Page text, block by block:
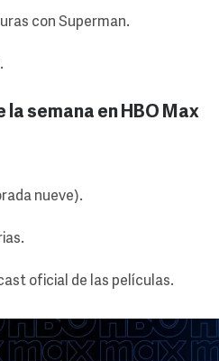
con Superman.
semana en HBO Max
nueve).
oficial de las películas.